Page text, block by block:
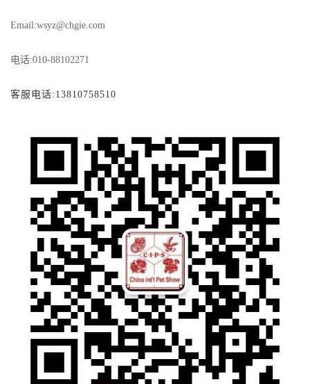
Email:wsyz@chgie.com
电话:010-88102271
客服电话:13810758510